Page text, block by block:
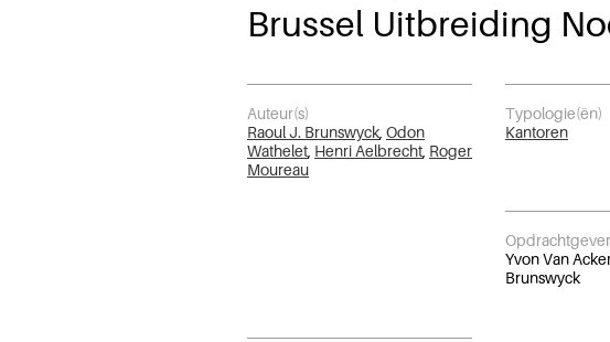
Brussel Uitbreiding
Auteur(s)
Raoul J. Brunswyck Odon
Wathelet Henri Aelbrecht Roger
Moureau
Typologie(ën)
Kantoren
Yvon Van
Brunswyck